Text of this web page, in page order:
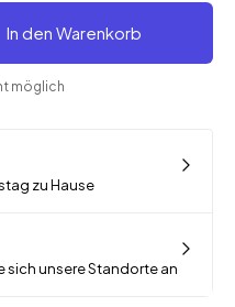
In den Warenkorb
möglich
zu Hause
sich unsere Standorte an